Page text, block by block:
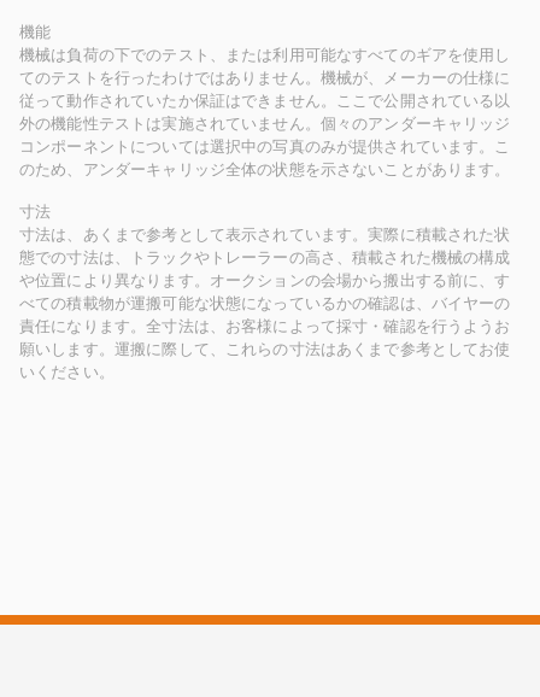
機能
機械は負荷の下でのテスト、または利用可能なすべてのギアを使用し
てのテストを行ったわけではありません。機械が、メーカーの仕様に
従って動作されていたか保証はできません。ここで公開されている以
外の機能性テストは実施されていません。個々のアンダーキャリッジ
コンポーネントについては選択中の写真のみが提供されています。こ
のため、アンダーキャリッジ全体の状態を示さないことがあります。
寸法
寸法は、あくまで参考として表示されています。実際に積載された状
態での寸法は、トラックやトレーラーの高さ、積載された機械の構成
や位置により異なります。オークションの会場から搬出する前に、す
べての積載物が運搬可能な状態になっているかの確認は、バイヤーの
責任になります。全寸法は、お客様によって採寸・確認を行うようお
願いします。運搬に際して、これらの寸法はあくまで参考としてお使
いください。